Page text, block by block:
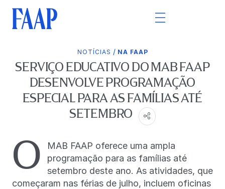
NOTÍCIAS / NA FAAP
SERVIÇO EDUCATIVO DO MAB FAAP
DESENVOLVE PROGRAMAÇÃO
ESPECIAL PARA AS FAMÍLIAS ATÉ
SETEMBRO
O
MAB FAAP oferece uma ampla
programação para as famílias até
setembro deste ano. As atividades, que
começaram nas férias de julho, incluem oficinas